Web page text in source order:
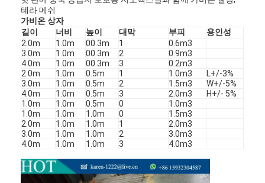
공장 투어
품질 관리
연락처
뉴스
지금 얘기해
스테인리스 스틸 X 텐드 멕스
테라 메쉬
가비온 상자
길이
너비 높이 대막 부피
용인성
2.0m
1.0m 00.3m 1
0.6m3
3.0m
1.0m 00.3m 2
0.9m3
4.0m
1.0m 00.3m 3
0.2m3
2.0m
1.0m 0.5m 1 1.0m3
L+/-3%
3.0m
1.0m 0.5m 2 1.5m3
W+/-5%
4.0m
1.0m 0.5m 3 2.0m3
H+/- 5%
1.0m
1.0m 0.5m 0
1.0m3
1.0m
1.0m 1.0m 0
1.5m3
2.0m
1.0m 1.0m 1
2.0m3
3.0m
1.0m 1.0m 2
3.0m3
4.0m
1.0m 1.0m 3 4.0m3